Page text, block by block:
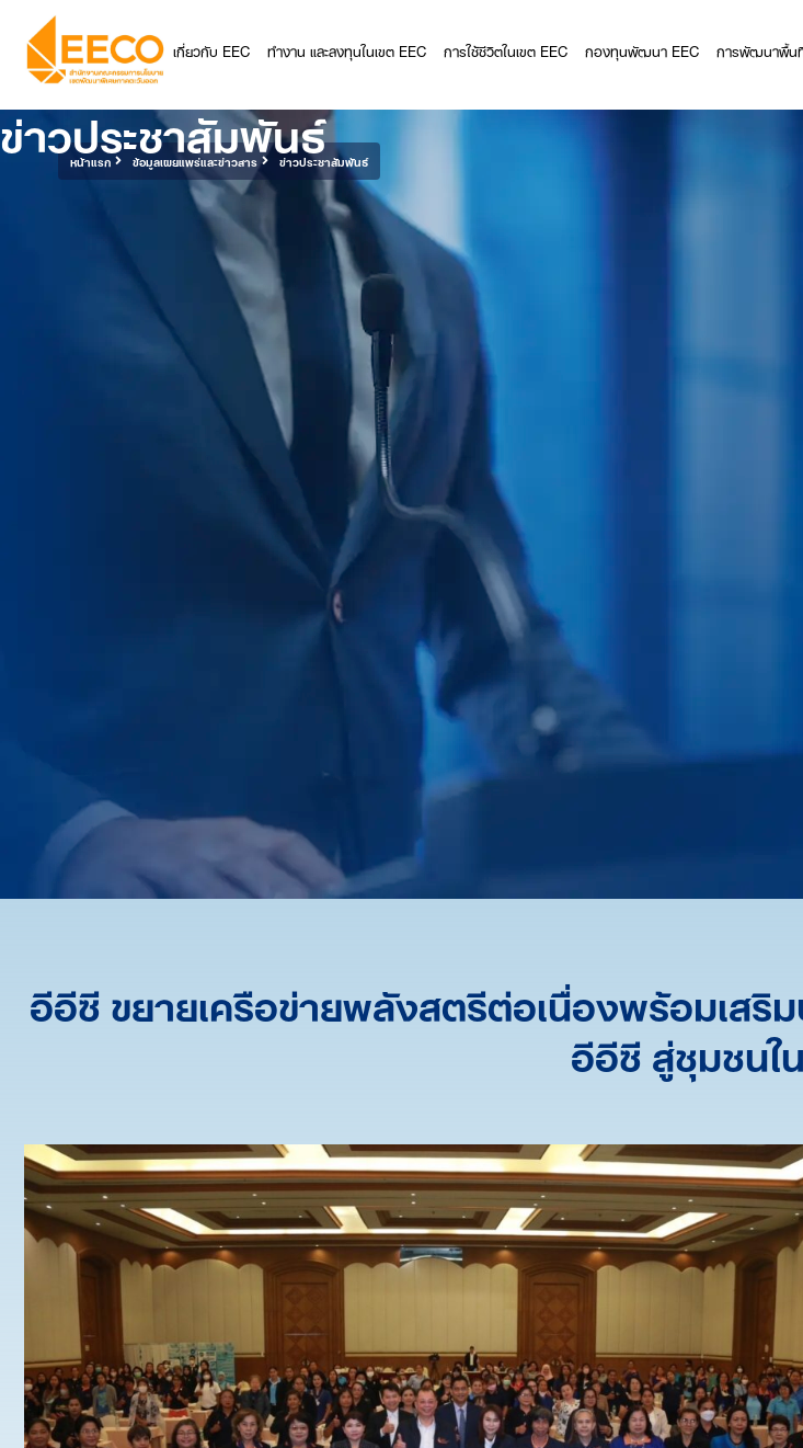
เกี่ยวกับ EEC ทำงาน และลงทุนในเขต EEC การใช้ชีวิตในเขต EEC กองทุนพัฒนา EEC การพัฒนาพื้น
หน้าแรก ข้อมูลเผยแพร่และข่าวสาร ข่าวประชาสัมพันธ์
ข่าวประชาสัมพันธ์
อีอีซี ขยายเครือข่ายพลังสตรีต่อเนื่องพร้อมเส
อีอีซี สู่ชุมชน